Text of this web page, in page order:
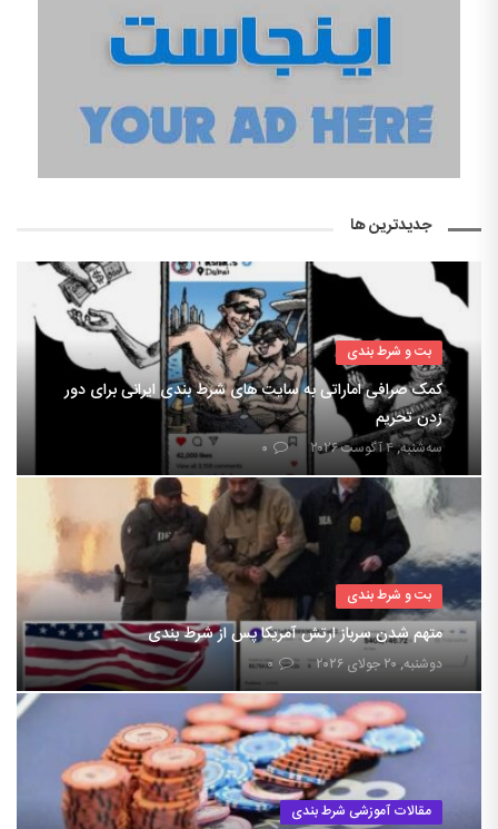
جدیدترین ها
بت و شرط بندی
کمک صرافی اماراتی به سایت های شرط بندی ایرانی برای دور
زدن تحریم
سه‌شنبه, ۴ آگوست ۲۰۲۶ ۰
بت و شرط بندی
متهم شدن سرباز ارتش آمریکا پس از شرط بندی
دوشنبه, ۲۰ جولای ۲۰۲۶ ۰
مقالات آموزشی شرط بندی